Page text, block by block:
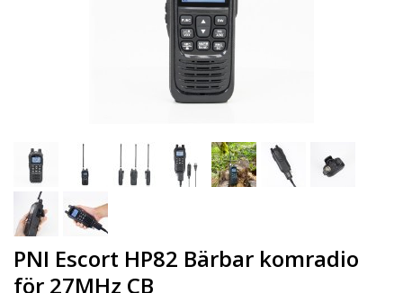
PNI Escort HP82 Bärbar komradio
för 27MHz CB